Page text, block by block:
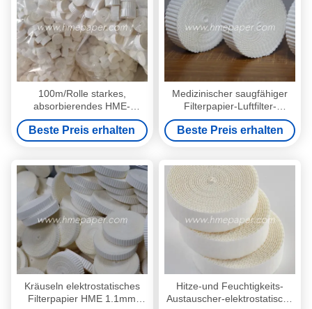
100m/Rolle starkes,
absorbierendes HME-
Filterpapier-Rolle mit
180g/m2 Gewicht und 280%
Wasseraufnahme für
Beste Preis erhalten
Medizinischer saugfähiger
Filterpapier-Luftfilter-
Papierrolle 220% 16mm x
100m
Beste Preis erhalten
Kräuseln elektrostatisches
Filterpapier HME 1.1mm
Hitze-und Feuchtigkeits-
Austauscher-elektrostatische